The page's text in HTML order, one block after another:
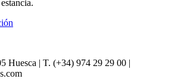
Huesca | T. (+34) 974 29 29 00 |